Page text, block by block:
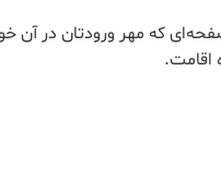
که مهر ورودتان در آن
اقامت.